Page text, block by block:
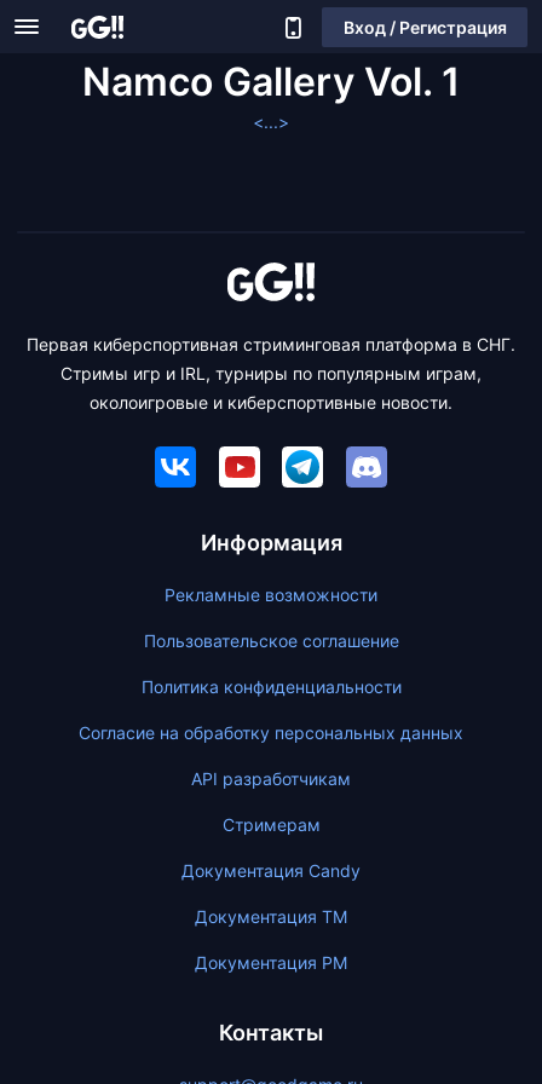
Вход / Регистрация
Namco Gallery Vol. 1
<...>
Первая киберспортивная стриминговая платформа в СНГ.
Стримы игр и IRL, турниры по популярным играм,
околоигровые и киберспортивные новости.
Информация
Рекламные возможности
Пользовательское соглашение
Политика конфиденциальности
Согласие на обработку персональных данных
API разработчикам
Стримерам
Документация Candy
Документация ТМ
Документация PM
Контакты